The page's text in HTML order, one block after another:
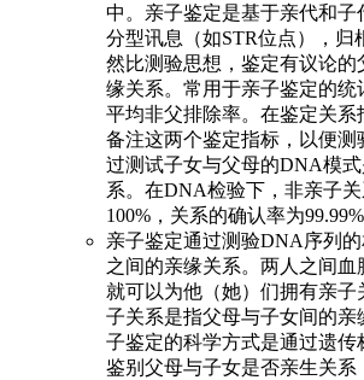
中。亲子鉴定是基于亲代和子
分型讯息（如STR位点），归
然比测验思想，鉴定有议论的
缘关系。常用于亲子鉴定的统
平均非父排除率。在鉴定关系
备注这两个鉴定指标，以便测
过测试子女与父母的DNA模
系。在DNA检验下，非亲子
100%，关系的确认率为99.99%
亲子鉴定通过测验DNA序列
之间的亲缘关系。两人之间血
就可以为他（她）们拥有亲
子关系是指父母与子女间的亲
子鉴定的科学方式是通过遗传
鉴别父母与子女是否亲生关系